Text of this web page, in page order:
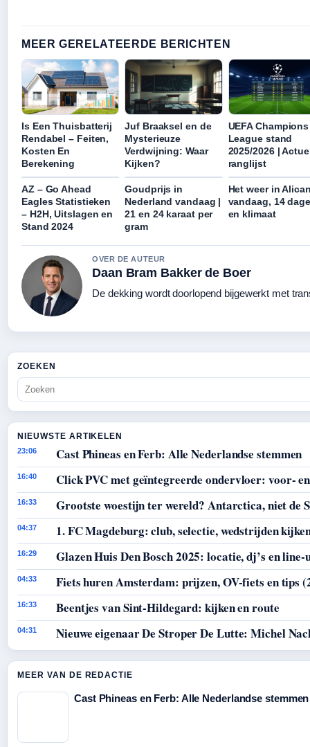
MEER GERELATEERDE BERICHTEN
Is Een Thuisbatterij
Rendabel – Feiten,
Kosten En
Berekening
Juf Braaksel en de
Mysterieuze
Verdwijning: Waar
Kijken?
UEFA Champions
League stand
2025/2026 |
ranglijst
AZ – Go Ahead
Eagles Statistieken
– H2H, Uitslagen en
Stand 2024
Goudprijs in
Nederland vandaag |
21 en 24 karaat per
gram
Het weer in
vandaag, 14
en klimaat
OVER DE AUTEUR
Daan Bram Bakker de Boer
De dekking wordt doorlopend bijgewerkt met
ZOEKEN
NIEUWSTE ARTIKELEN
23:06 Cast Phineas en Ferb: Alle Nederlandse stemmen
16:40 Click PVC met geïntegreerde ondervloer: voor-
16:33 Grootste woestijn ter wereld? Antarctica, niet de
04:37 1. FC Magdeburg: club, selectie, wedstrijden
16:29 Glazen Huis Den Bosch 2025: locatie, dj’s en line-
04:33 Fiets huren Amsterdam: prijzen, OV-fiets en tips
16:33 Beentjes van Sint-Hildegard: kijken en route
04:31 Nieuwe eigenaar De Stroper De Lutte: Michel
MEER VAN DE REDACTIE
Cast Phineas en Ferb: Alle Nederlandse stemmen